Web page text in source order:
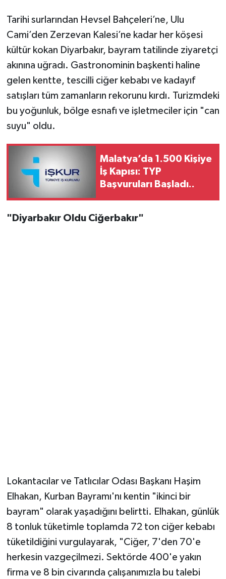
Tarihi surlarından Hevsel Bahçeleri’ne, Ulu
Cami’den Zerzevan Kalesi’ne kadar her köşesi
kültür kokan Diyarbakır, bayram tatilinde ziyaretçi
akınına uğradı. Gastronominin başkenti haline
gelen kentte, tescilli ciğer kebabı ve kadayıf
satışları tüm zamanların rekorunu kırdı. Turizmdeki
bu yoğunluk, bölge esnafı ve işletmeciler için "can
suyu" oldu.
Malatya’da 1.500 Kişiye
İş Kapısı: TYP
Başvuruları Başladı..
"Diyarbakır Oldu Ciğerbakır"
Lokantacılar ve Tatlıcılar Odası Başkanı Haşim
Elhakan, Kurban Bayramı'nı kentin "ikinci bir
bayram" olarak yaşadığını belirtti. Elhakan, günlük
8 tonluk tüketimle toplamda 72 ton ciğer kebabı
tüketildiğini vurgulayarak, "Ciğer, 7'den 70'e
herkesin vazgeçilmezi. Sektörde 400'e yakın
firma ve 8 bin civarında çalışanımızla bu talebi